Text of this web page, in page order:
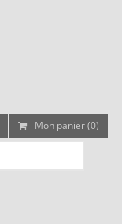
Mon panier (0)